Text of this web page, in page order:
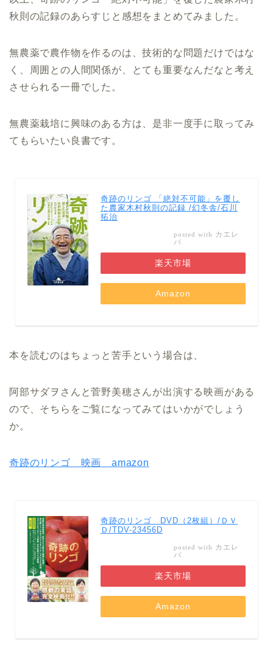
秋則の記録のあらすじと感想をまとめてみました。
無農薬で農作物を作るのは、技術的な問題だけではな
く、周囲との人間関係が、とても重要なんだなと考え
させられる一冊でした。
無農薬栽培に興味のある方は、是非一度手に取ってみ
てもらいたい良書です。
奇跡のリンゴ 「絶対不可能」を覆し
た農家木村秋則の記録 /幻冬舎/石川
拓治
posted with カエレ
バ
楽天市場
Amazon
本を読むのはちょっと苦手という場合は、
阿部サダヲさんと菅野美穂さんが出演する映画がある
ので、そちらをご覧になってみてはいかがでしょう
か。
奇跡のリンゴ 映画 amazon
奇跡のリンゴ DVD（2枚組）/ＤＶ
Ｄ/TDV-23456D
posted with カエレ
バ
楽天市場
Amazon